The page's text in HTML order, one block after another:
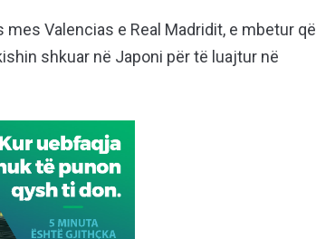
Valencias e Real Madridit, e mbetur që
shkuar në Japoni për të luajtur në